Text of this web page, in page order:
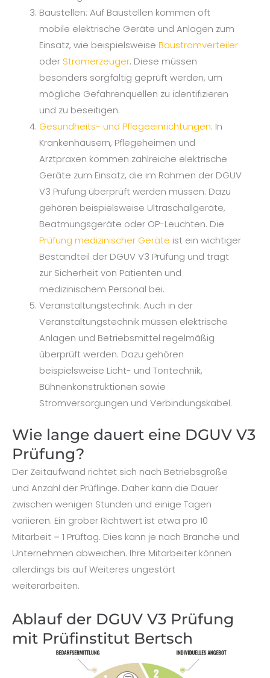
Baustellen: Auf Baustellen kommen oft
mobile elektrische Geräte und Anlagen zum
Einsatz, wie beispielsweise Baustromverteiler
oderStromerzeuger. Diese müssen
besonders sorgfältig geprüft werden, um
mögliche Gefahrenquellen zu identifizieren
und zu beseitigen.
Gesundheits- und Pflegeeinrichtungen: In
Krankenhäusern, Pflegeheimen und
Arztpraxen kommen zahlreiche elektrische
Geräte zum Einsatz, die im Rahmen der DGUV
V3 Prüfung überprüft werden müssen. Dazu
gehören beispielsweise Ultraschallgeräte,
Beatmungsgeräte oder OP-Leuchten. Die
Prüfung medizinischer Geräte ist ein wichtiger
Bestandteil der DGUV V3 Prüfung und trägt
zur Sicherheit von Patienten und
medizinischem Personal bei.
Veranstaltungstechnik: Auch in der
Veranstaltungstechnik müssen elektrische
Anlagen und Betriebsmittel regelmäßig
überprüft werden. Dazu gehören
beispielsweise Licht- und Tontechnik,
Bühnenkonstruktionen sowie
Stromversorgungen und Verbindungskabel.
Wie lange dauert eine DGUV V3
Prüfung?
Der Zeitaufwand richtet sich nach Betriebsgröße
und Anzahl der Prüflinge. Daher kann die Dauer
zwischen wenigen Stunden und einige Tagen
variieren. Ein grober Richtwert ist etwa pro 10
Mitarbeit = 1 Prüftag. Dies kann je nach Branche und
Unternehmen abweichen. Ihre Mitarbeiter können
allerdings bis auf Weiteres ungestört
weiterarbeiten.
Ablauf der DGUV V3 Prüfung
mit Prüfinstitut Bertsch